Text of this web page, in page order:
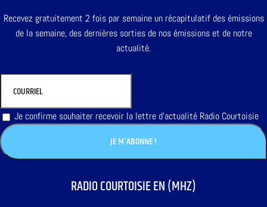
Recevez gratuitement 2 fois par semaine un récapitulatif des émissions
de la semaine, des dernières sorties de nos émissions et de notre
actualité.
Je confirme souhaiter recevoir la lettre d'actualité Radio Courtoisie
RADIO COURTOISIE EN (MHZ)